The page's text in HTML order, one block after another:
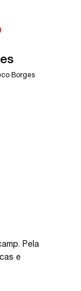
Borges
Pela
e